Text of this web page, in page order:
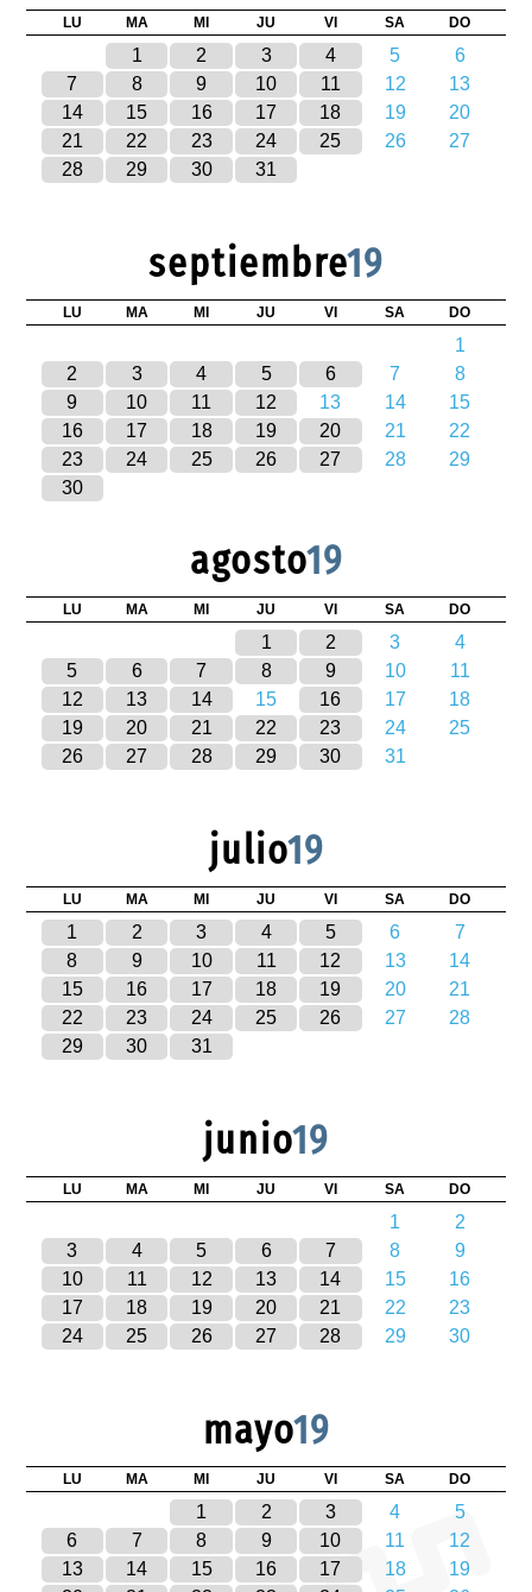
LU MA MI JU VI SA DO
1 2 3 4 5
6
7
8 9 10 11 12
13
14
15 16 17 18 19
20
21
22 23 24 25 26
27
28
29 30 31
septiembre19
LU MA MI JU VI SA DO
1
2
3 4 5 6 7
8
9
10 11 12 13 14
15
16
17 18 19 20 21
22
23
24 25 26 27 28
29
30
agosto19
LU MA MI JU VI SA DO
1 2 3
4
5
6 7 8 9 10
11
12
13 14 15 16 17
18
19
20 21 22 23 24
25
26
27 28 29 30 31
julio19
LU MA MI JU VI SA DO
1 2 3 4 5 6
7
8
9 10 11 12 13
14
15
16 17 18 19 20
21
22
23 24 25 26 27
28
29
30 31
junio19
LU MA MI JU VI SA DO
1
2
3
4 5 6 7 8
9
10
11 12 13 14 15
16
17
18 19 20 21 22
23
24
25 26 27 28 29 30
mayo19
LU MA MI JU VI SA DO
1 2 3 4
5
6
7 8 9 10 11
12
13
14 15 16 17 18
19